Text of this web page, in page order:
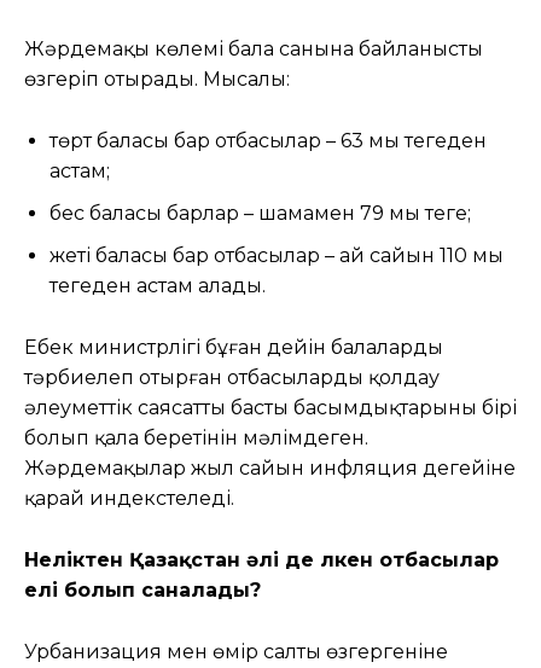
Жәрдемақы көлемі бала санына байланысты
өзгеріп отырады. Мысалы:
төрт баласы бар отбасылар – 63 мың теңгеден
астам;
бес баласы барлар – шамамен 79 мың теңге;
жеті баласы бар отбасылар – ай сайын 110 мың
теңгеден астам алады.
Еңбек министрлігі бұған дейін балаларды
тәрбиелеп отырған отбасыларды қолдау
әлеуметтік саясаттың басты басымдықтарының бірі
болып қала беретінін мәлімдеген.
Жәрдемақылар жыл сайын инфляция деңгейіне
қарай индекстеледі.
Неліктен Қазақстан әлі де үлкен отбасылар
елі болып саналады?
Урбанизация мен өмір салты өзгергеніне